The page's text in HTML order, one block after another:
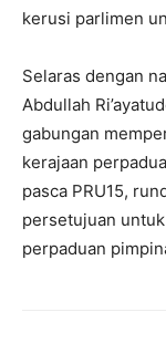
kerusi parlimen
Selaras dengan
Abdullah
gabungan
kerajaan
pasca PRU15,
persetujuan
perpaduan